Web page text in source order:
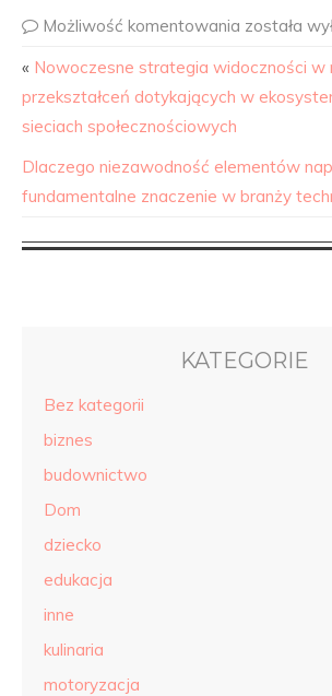
Możliwość komentowania została
« Nowoczesne strategia widoczności w
przekształceń dotykających w
sieciach społecznościowych
Dlaczego niezawodność elementów
fundamentalne znaczenie w branży
KATEGORIE
Bez kategorii
biznes
budownictwo
Dom
dziecko
edukacja
inne
kulinaria
motoryzacja